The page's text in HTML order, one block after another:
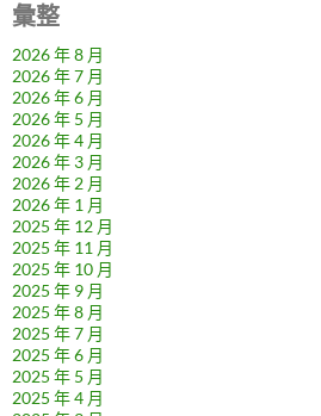
彙整
2026 年 8 月
2026 年 7 月
2026 年 6 月
2026 年 5 月
2026 年 4 月
2026 年 3 月
2026 年 2 月
2026 年 1 月
2025 年 12 月
2025 年 11 月
2025 年 10 月
2025 年 9 月
2025 年 8 月
2025 年 7 月
2025 年 6 月
2025 年 5 月
2025 年 4 月